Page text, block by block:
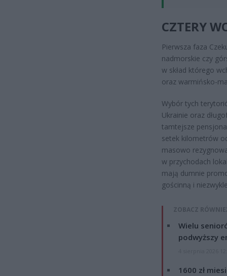
CZTERY
Pierwsza faza
nadmorskie czy
w skład którego
oraz warmińsko-
Wybór tych
Ukrainie oraz
tamtejsze
setek kilometrów
masowo
w przychodach
mają dumnie
gościnną i
ZOBACZ
Wielu
podwyższy
1600 zł